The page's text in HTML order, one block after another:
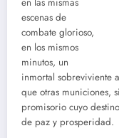
escenas de
combate glorioso,
en los mismos
minutos, un
inmortal sobreviviente
que otras municiones,
promisorio cuyo
de paz y prosperidad.